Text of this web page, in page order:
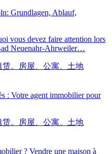
vous devez faire attention lors
Neuenahr-Ahrweiler…
: Votre agent immobilier pour
? Vendre une maison à